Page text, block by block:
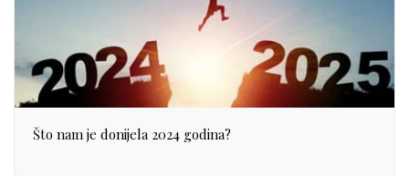
Što nam je donijela 2024 godina?